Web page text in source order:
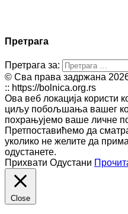
Претрага
Претрага за:
© Сва права задржана
:: https://bolnica.org.rs
Ова веб локација користи
циљу побољшања вашег
похрањујемо ваше личне
Претпоставићемо да
уколико не желите да
одустанете.
Прихвати Одустани
Close